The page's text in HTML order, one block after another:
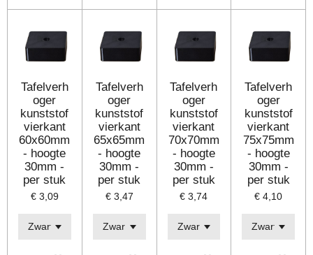
Tafelverh
oger
kunststof
vierkant
60x60mm
- hoogte
30mm -
per stuk
€ 3,09
Tafelverh
oger
kunststof
vierkant
65x65mm
- hoogte
30mm -
per stuk
€ 3,47
Tafelverh
oger
kunststof
vierkant
70x70mm
- hoogte
30mm -
per stuk
€ 3,74
Tafelverh
oger
kunststof
vierkant
75x75mm
- hoogte
30mm -
per stuk
€ 4,10